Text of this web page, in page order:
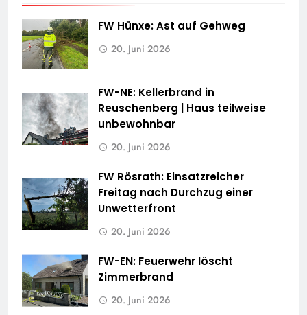
FW Hünxe: Ast auf Gehweg
20. Juni 2026
FW-NE: Kellerbrand in
Reuschenberg | Haus teilweise
unbewohnbar
20. Juni 2026
FW Rösrath: Einsatzreicher
Freitag nach Durchzug einer
Unwetterfront
20. Juni 2026
FW-EN: Feuerwehr löscht
Zimmerbrand
20. Juni 2026